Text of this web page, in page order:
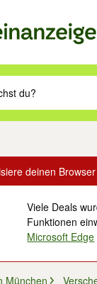
deinen Browser
Viele Deals
Funktionen
Microsoft Edge
München